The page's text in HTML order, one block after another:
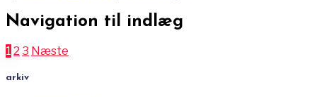
Navigation til indlæg
1 2 3 Næste
arkiv